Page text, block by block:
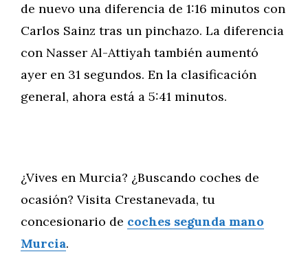
de nuevo una diferencia de 1:16 minutos con
Carlos Sainz tras un pinchazo. La diferencia
con Nasser Al-Attiyah también aumentó
ayer en 31 segundos. En la clasificación
general, ahora está a 5:41 minutos.
¿Vives en Murcia? ¿Buscando coches de
ocasión? Visita Crestanevada, tu
concesionario de coches segunda mano
Murcia.